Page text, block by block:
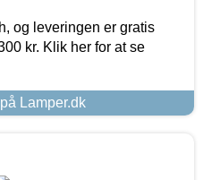
og leveringen er gratis
kr. Klik her for at se
Lamper.dk